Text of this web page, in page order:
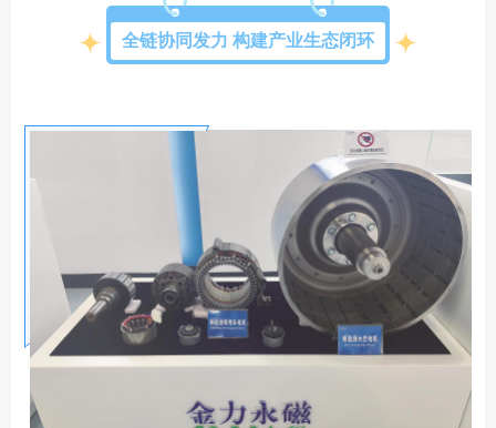
全链协同发力 构建产业生态闭环